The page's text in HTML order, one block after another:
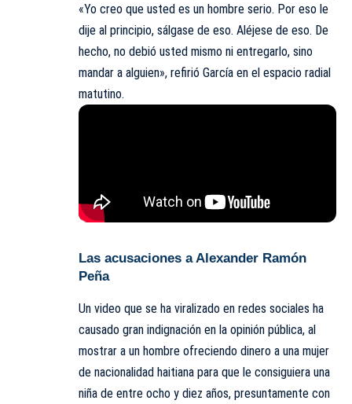
«Yo creo que usted es un hombre serio. Por eso le
dije al principio, sálgase de eso. Aléjese de eso. De
hecho, no debió usted mismo ni entregarlo, sino
mandar a alguien», refirió García en el espacio radial
matutino.
Las acusaciones a Alexander Ramón
Peña
Un video que se ha viralizado en redes sociales ha
causado gran indignación en la opinión pública, al
mostrar a un hombre ofreciendo dinero a una mujer
de nacionalidad haitiana para que le consiguiera una
niña de entre ocho y diez años, presuntamente con